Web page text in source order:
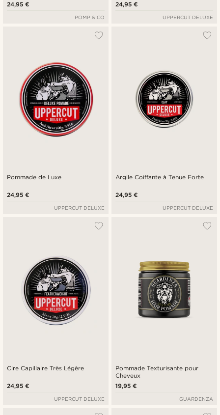
24,95 €
POMP & CO
24,95 €
UPPERCUT DELUXE
Pommade de Luxe
24,95 €
UPPERCUT DELUXE
Argile Coiffante à Tenue Forte
24,95 €
UPPERCUT DELUXE
Cire Capillaire Très Légère
24,95 €
UPPERCUT DELUXE
Pommade Texturisante pour
Cheveux
19,95 €
GUARDENZA